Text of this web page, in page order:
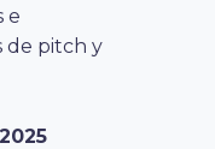
e
de pitch y